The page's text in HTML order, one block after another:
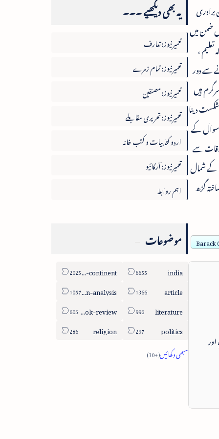
ضمن میں
،
سے دور
ہیں
دینا
سوال کے
سے
کے شمال
گڑھ
Barack
یہ بھی دیکھیے ۔۔۔
تعمیرنیوز: تعارف
تعمیرنیوز: تمام زمرے
تعمیرنیوز: مصنفین
تعمیرنیوز: تحریری مقابلے
اردو کتابیات و کتب خانہ
تعمیرنیوز: آرکائیو
اہم روابط
موضوعات
india
sub-continent
article
column-analysis
literature
book-review
politics
religion